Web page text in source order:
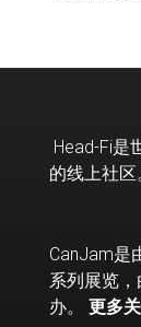
Head-Fi是
的线上社区
CanJam是
系列展览
办。 更多